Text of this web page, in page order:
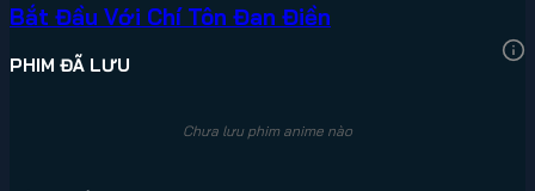
Bắt Đầu Với Chí Tôn Đan Điền
PHIM ĐÃ LƯU
Chưa lưu phim anime nào